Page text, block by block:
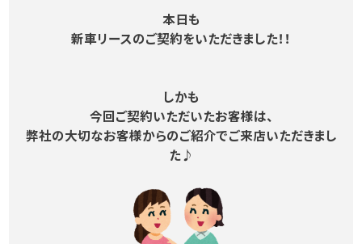
本日も
新車リースのご契約をいただきました！！
しかも
今回ご契約いただいたお客様は、
弊社の大切なお客様からのご紹介でご来店いただきまし
た♪